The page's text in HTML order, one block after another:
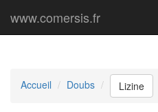
www.comersis.fr
Accueil Doubs Lizine